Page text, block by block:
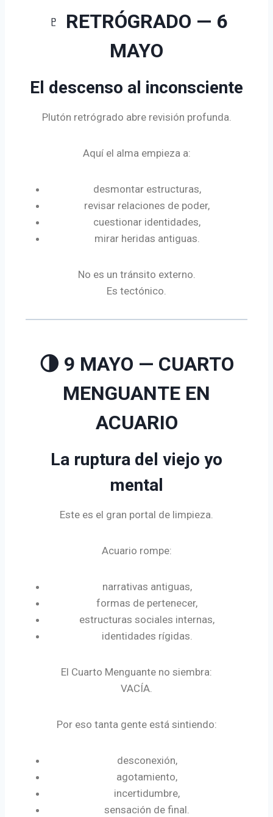
♇ RETRÓGRADO — 6
MAYO
El descenso al inconsciente
Plutón retrógrado abre revisión profunda.
Aquí el alma empieza a:
desmontar estructuras,
revisar relaciones de poder,
cuestionar identidades,
mirar heridas antiguas.
No es un tránsito externo.
Es tectónico.
🌗 9 MAYO — CUARTO
MENGUANTE EN
ACUARIO
La ruptura del viejo yo
mental
Este es el gran portal de limpieza.
Acuario rompe:
narrativas antiguas,
formas de pertenecer,
estructuras sociales internas,
identidades rígidas.
El Cuarto Menguante no siembra:
VACÍA.
Por eso tanta gente está sintiendo:
desconexión,
agotamiento,
incertidumbre,
sensación de final.